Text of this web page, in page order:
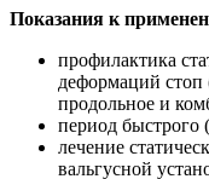
Показания к
профилактика
деформаций стоп
продольное и
период быстрого
лечение
вальгусной